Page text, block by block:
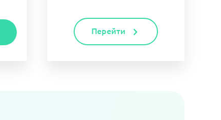
Перейти